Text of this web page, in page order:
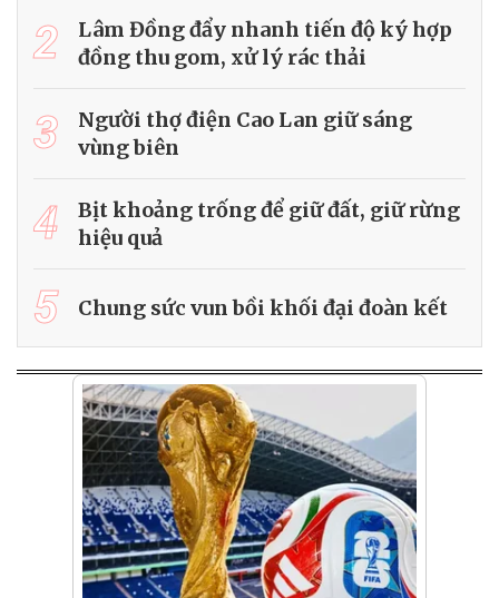
2
Lâm Đồng đẩy nhanh tiến độ ký hợp
đồng thu gom, xử lý rác thải
3
Người thợ điện Cao Lan giữ sáng
vùng biên
4
Bịt khoảng trống để giữ đất, giữ rừng
hiệu quả
5 Chung sức vun bồi khối đại đoàn kết